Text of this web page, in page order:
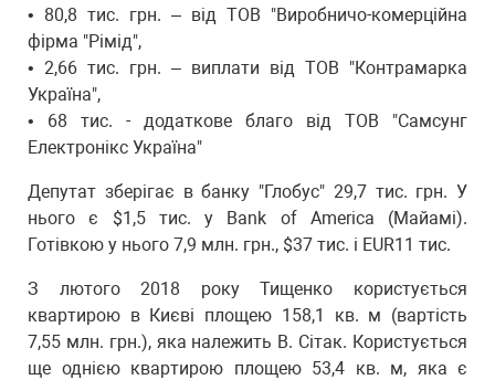
• 80,8 тис. грн. – від ТОВ "Виробничо-комерційна
фірма "Рімід",
• 2,66 тис. грн. – виплати від ТОВ "Контрамарка
Україна",
• 68 тис. - додаткове благо від ТОВ "Самсунг
Електронікс Україна"
Депутат зберігає в банку "Глобус" 29,7 тис. грн. У
нього є $1,5 тис. у Bank of America (Майамі).
Готівкою у нього 7,9 млн. грн., $37 тис. і EUR11 тис.
З лютого 2018 року Тищенко користується
квартирою в Києві площею 158,1 кв. м (вартість
7,55 млн. грн.), яка належить В. Сітак. Користується
ще однією квартирою площею 53,4 кв. м, яка є